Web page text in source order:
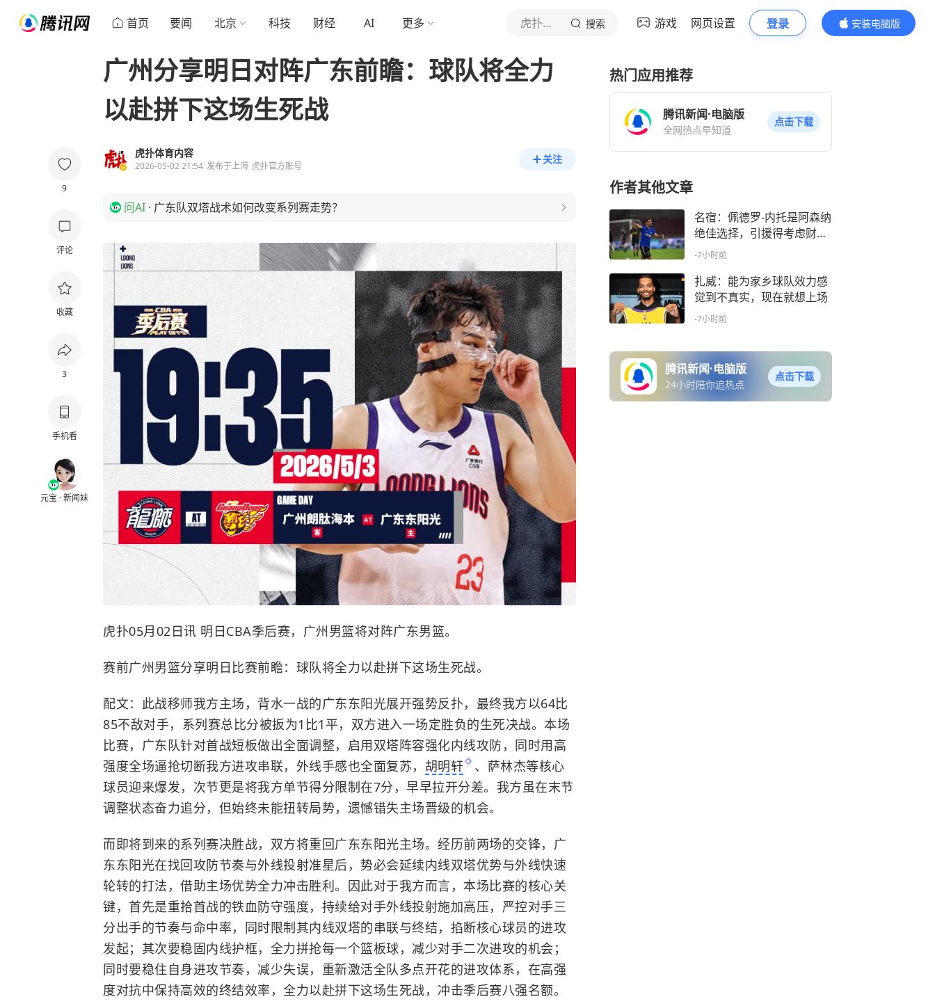
首页 要闻 北京 科技 财经 AI 更多 虎扑体育内容 搜索 游戏 网页设置 登录
安装电脑版
内容更精彩
9
评论
收藏
3
手机看
元宝 · 新闻妹
广州分享明日对阵广东前瞻：球队将全力
以赴拼下这场生死战
虎扑体育内容
2026-05-02 21:54 发布于上海 虎扑官方账号
关注
问AI · 广东队双塔战术如何改变系列赛走势？
虎扑05月02日讯 明日CBA季后赛，广州男篮将对阵广东男篮。
赛前广州男篮分享明日比赛前瞻：球队将全力以赴拼下这场生死战。
配文：此战移师我方主场，背水一战的广东东阳光展开强势反扑，最终我方以64比
85不敌对手，系列赛总比分被扳为1比1平，双方进入一场定胜负的生死决战。本场
比赛，广东队针对首战短板做出全面调整，启用双塔阵容强化内线攻防，同时用高
强度全场逼抢切断我方进攻串联，外线手感也全面复苏， 胡明轩
、萨林杰等核心
球员迎来爆发，次节更是将我方单节得分限制在7分，早早拉开分差。我方虽在末节
调整状态奋力追分，但始终未能扭转局势，遗憾错失主场晋级的机会。
而即将到来的系列赛决胜战，双方将重回广东东阳光主场。经历前两场的交锋，广
东东阳光在找回攻防节奏与外线投射准星后，势必会延续内线双塔优势与外线快速
轮转的打法，借助主场优势全力冲击胜利。因此对于我方而言，本场比赛的核心关
键，首先是重拾首战的铁血防守强度，持续给对手外线投射施加高压，严控对手三
分出手的节奏与命中率，同时限制其内线双塔的串联与终结，掐断核心球员的进攻
发起；其次要稳固内线护框，全力拼抢每一个篮板球，减少对手二次进攻的机会；
同时要稳住自身进攻节奏，减少失误，重新激活全队多点开花的进攻体系，在高强
度对抗中保持高效的终结效率，全力以赴拼下这场生死战，冲击季后赛八强名额。
热门应用推荐
腾讯新闻·电脑版
全网热点早知道
点击下载
作者其他文章
名宿：佩德罗-内托是阿森纳
绝佳选择，引援得考虑财务
状况
-7小时前
扎威：能为家乡球队效力感
觉到不真实，现在就想上场
-7小时前
腾讯新闻·电脑版
24小时陪你追热点
点击下载